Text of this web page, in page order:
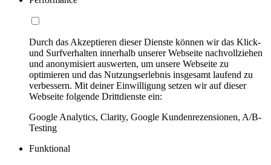
Durch das Akzeptieren dieser Dienste können wir das Klick-
und Surfverhalten innerhalb unserer Webseite nachvollziehen
und anonymisiert auswerten, um unsere Webseite zu
optimieren und das Nutzungserlebnis insgesamt laufend zu
verbessern. Mit deiner Einwilligung setzen wir auf dieser
Webseite folgende Drittdienste ein:
Google Analytics, Clarity, Google Kundenrezensionen, A/B-
Testing
Funktional